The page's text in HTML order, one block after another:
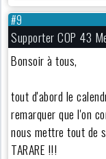
#9
Supporter COP 43
Bonsoir à tous,
tout d'abord le
remarquer que l'on
nous mettre tout de
TARARE !!!